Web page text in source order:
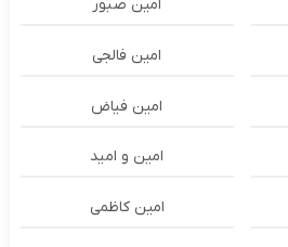
امین صبور
امین فالجی
امین فیاض
امین و امید
امین کاظمی